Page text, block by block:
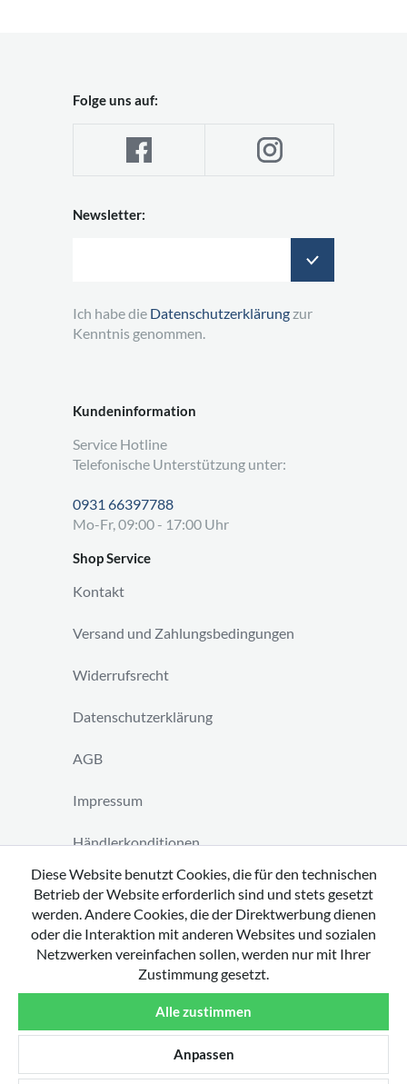
Kundeninformation
Service Hotline
Telefonische Unterstützung unter:
0931 66397788
Mo-Fr, 09:00 - 17:00 Uhr
Shop Service
Kontakt
Versand und Zahlungsbedingungen
Widerrufsrecht
Datenschutzerklärung
AGB
Impressum
Händlerkonditionen
Vertrag widerrufen
Folge uns auf:
Newsletter:
Ich habe die Datenschutzerklärung zur
Kenntnis genommen.
Diese Website benutzt Cookies, die für den technischen
Betrieb der Website erforderlich sind und stets gesetzt
werden. Andere Cookies, die der Direktwerbung dienen
oder die Interaktion mit anderen Websites und sozialen
Netzwerken vereinfachen sollen, werden nur mit Ihrer
Zustimmung gesetzt.